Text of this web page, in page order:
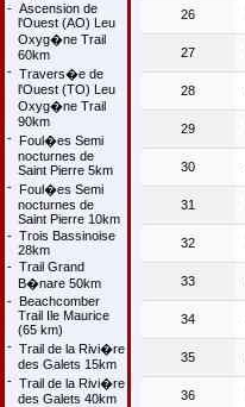
- Ascension de
l'Ouest (AO) Leu
Oxyg�ne Trail
60km
- Travers�e de
l'Ouest (TO) Leu
Oxyg�ne Trail
90km
- Foul�es Semi
nocturnes de
Saint Pierre 5km
- Foul�es Semi
nocturnes de
Saint Pierre 10km
- Trois Bassinoise
28km
- Trail Grand
B�nare 50km
- Beachcomber
Trail Ile Maurice
(65 km)
- Trail de la Rivi�re
des Galets 15km
- Trail de la Rivi�re
des Galets 40km
26
27
28
29
30
31
32
33
34
35
36